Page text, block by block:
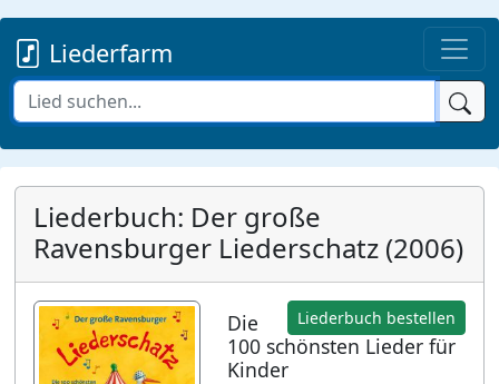
Liederfarm
Liederbuch: Der große
Ravensburger Liederschatz (2006)
Liederbuch bestellen
Die
100 schönsten Lieder für
Kinder